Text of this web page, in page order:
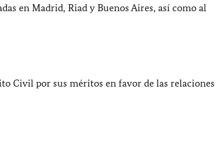
en Madrid, Riad y Buenos Aires, así como al
Civil por sus méritos en favor de las relaciones